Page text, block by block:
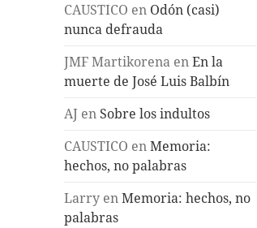
CAUSTICO en Odón (casi)
nunca defrauda
JMF Martikorena enEn la
muerte de José Luis Balbín
AJ en Sobre los indultos
CAUSTICO enMemoria:
hechos, no palabras
Larry enMemoria: hechos, no
palabras